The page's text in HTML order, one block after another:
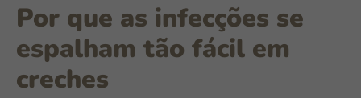
Por que as infecções se
espalham tão fácil em
creches